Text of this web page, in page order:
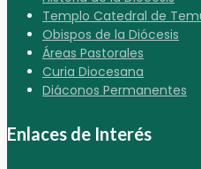
Templo Catedral de
Obispos de la Diócesis
Áreas Pastorales
Curia Diocesana
Diáconos Permanentes
Enlaces de Interés